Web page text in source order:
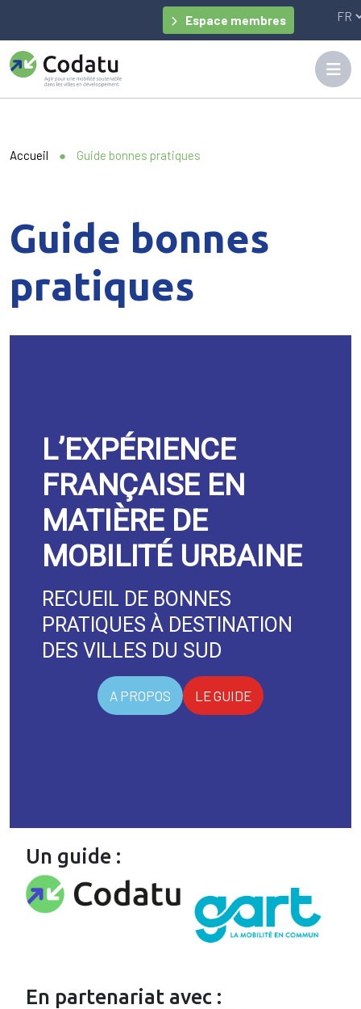
Espace membres
Accueil ● Guide bonnes pratiques
Guide bonnes
pratiques
L’EXPÉRIENCE
FRANÇAISE EN
MATIÈRE DE
MOBILITÉ URBAINE
RECUEIL DE BONNES
PRATIQUES À DESTINATION
DES VILLES DU SUD
A PROPOS LE GUIDE
Un guide :
En partenariat avec :
Panneau de gestion des cookies